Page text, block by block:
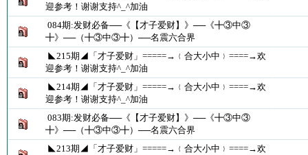
迎参考！谢谢支持^_^加油
084期:发财必备──《【才子爱财】》──《╋③中③
╋》──（╋③中③╋）──名震六合界
◣215期◢「才子爱财」=====→﹛合大小中﹜====→欢
迎参考！谢谢支持^_^加油
◣214期◢「才子爱财」=====→﹛合大小中﹜====→欢
迎参考！谢谢支持^_^加油
083期:发财必备──《【才子爱财】》──《╋③中③
╋》──（╋③中③╋）──名震六合界
◣213期◢「才子爱财」=====→﹛合大小中﹜====→欢